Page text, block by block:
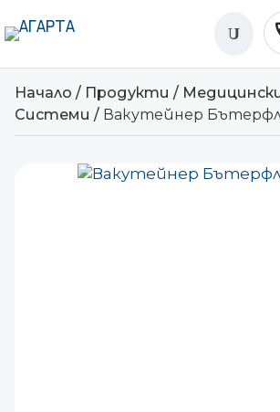
U
Начало / Продукти /
Системи / Вакутейнер